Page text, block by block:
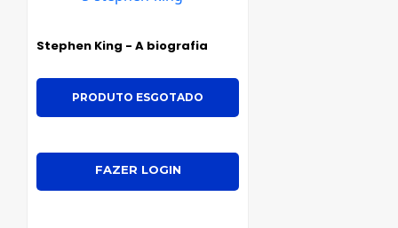
Stephen King - A biografia
PRODUTO ESGOTADO
FAZER LOGIN